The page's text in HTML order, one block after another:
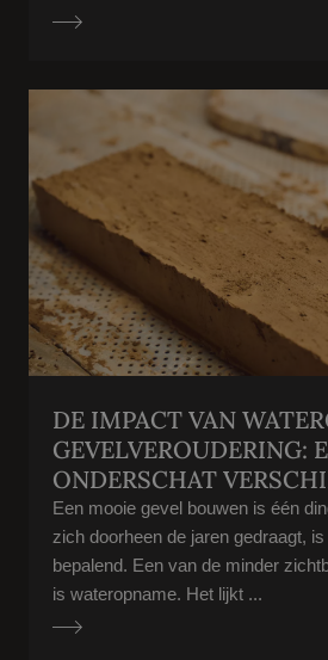
DE IMPACT VAN
GEVELVEROUDERING:
ONDERSCHAT
Een mooie gevel bouwen is één
zich doorheen de jaren gedraagt,
bepalend. Een van de minder
is wateropname. Het lijkt ...